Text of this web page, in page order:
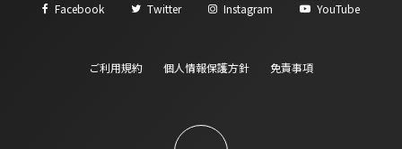
Facebook Twitter Instagram YouTube
ご利用規約 個人情報保護方針 免責事項